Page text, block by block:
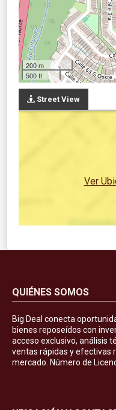
200 m
500 ft
Street View
Ver
QUIÉNES SOMOS
Big Deal conecta
bienes reposeídos con
acceso exclusivo, análisis
ventas rápidas y efectivas
mercado. Número de